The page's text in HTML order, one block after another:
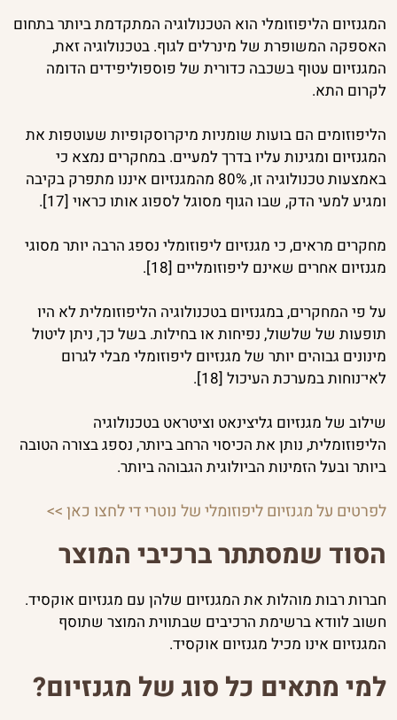
המגנזיום הליפוזומלי הוא הטכנולוגיה המתקדמת ביותר בתחום
האספקה המשופרת של מינרלים לגוף. בטכנולוגיה זאת,
המגנזיום עטוף בשכבה כדורית של פוספוליפידים הדומה
לקרום התא.
הליפוזומים הם בועות שומניות מיקרוסקופיות שעוטפות את
המגנזיום ומגינות עליו בדרך למעיים. במחקרים נמצא כי
באמצעות טכנולוגיה זו, 80% מהמגנזיום איננו מתפרק בקיבה
ומגיע למעי הדק, שבו הגוף מסוגל לספוג אותו כראוי [17].
מחקרים מראים, כי מגנזיום ליפוזומלי נספג הרבה יותר מסוגי
מגנזיום אחרים שאינם ליפוזומליים [18].
על פי המחקרים, במגנזיום בטכנולוגיה הליפוזומלית לא היו
תופעות של שלשול, נפיחות או בחילות. בשל כך, ניתן ליטול
מינונים גבוהים יותר של מגנזיום ליפוזומלי מבלי לגרום
לאי־נוחות במערכת העיכול [18].
שילוב של מגנזיום גליצינאט וציטראט בטכנולוגיה
הליפוזומלית, נותן את הכיסוי הרחב ביותר, נספג בצורה הטובה
ביותר ובעל הזמינות הביולוגית הגבוהה ביותר.
לפרטים על מגנזיום ליפוזומלי של נוטרי די לחצו כאן >>
הסוד שמסתתר ברכיבי המוצר
חברות רבות מוהלות את המגנזיום שלהן עם מגנזיום אוקסיד.
חשוב לוודא ברשימת הרכיבים שבתווית המוצר שתוסף
המגנזיום אינו מכיל מגנזיום אוקסיד.
למי מתאים כל סוג של מגנזיום?